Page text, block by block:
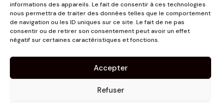
informations des appareils. Le fait de consentir à ces technologies
nous permettra de traiter des données telles que le comportement
de navigation ou les ID uniques sur ce site. Le fait de ne pas
consentir ou de retirer son consentement peut avoir un effet
négatif sur certaines caractéristiques et fonctions.
Accepter
Refuser
3 place Jeanne d'Arc
31000 Toulouse
contact@pujolmaison.com
05 62 73 70 73